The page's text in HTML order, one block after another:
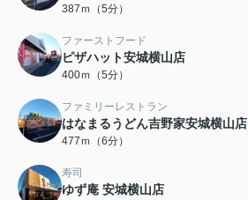
387ｍ（5分）
ファーストフード
ピザハット安城横山店
400ｍ（5分）
ファミリーレストラン
はなまるうどん吉野家安城横山店
477ｍ（6分）
寿司
ゆず庵 安城横山店